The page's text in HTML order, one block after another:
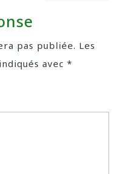
pas publiée. Les
avec *